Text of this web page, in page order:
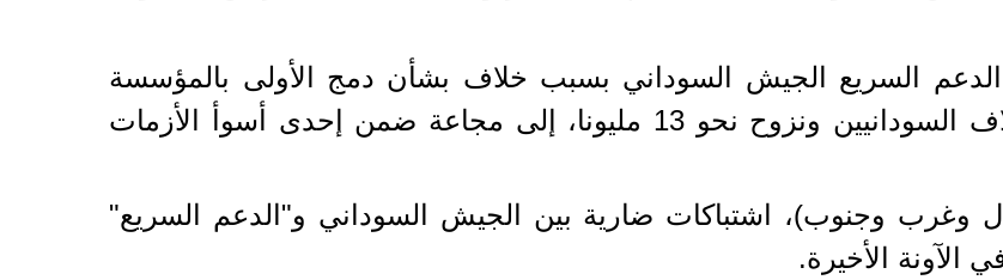
تحارب قوات الدعم السريع الجيش السوداني بسبب خلاف بشأن دمج الأولى بالمؤسسة
العسكرية، ما تسبب في مقتل عشرات آلاف السودانيين ونزوح نحو 13 مليونا، إلى مجاعة ضمن إحدى أسوأ الأزمات
وغرب وجنوب)، اشتباكات ضارية بين الجيش السوداني و"الدعم السريع"
الآونة الأخيرة.